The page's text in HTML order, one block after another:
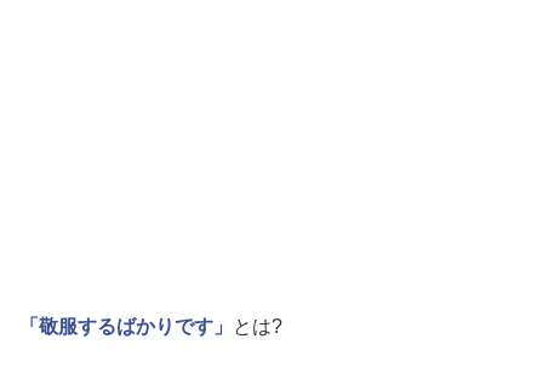
「敬服するばかりです」 とは?